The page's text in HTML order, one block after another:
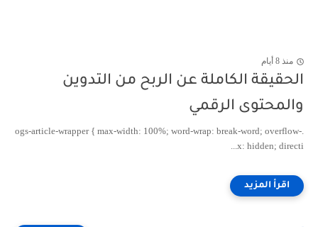
منذ 8 أيام
الحقيقة الكاملة عن الربح من التدوين
والمحتوى الرقمي
.ogs-article-wrapper { max-width: 100%; word-wrap: break-word; overflow-
x: hidden; directi...